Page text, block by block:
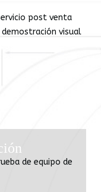
post venta
visual
de equipo de